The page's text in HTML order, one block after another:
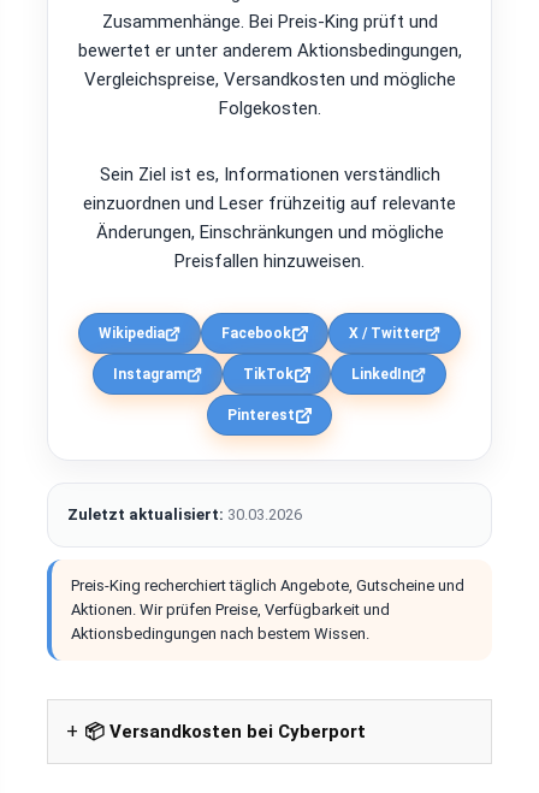
Zusammenhänge. Bei Preis-King prüft und
bewertet er unter anderem Aktionsbedingungen,
Vergleichspreise, Versandkosten und mögliche
Folgekosten.
Sein Ziel ist es, Informationen verständlich
einzuordnen und Leser frühzeitig auf relevante
Änderungen, Einschränkungen und mögliche
Preisfallen hinzuweisen.
Wikipedia Facebook X / Twitter
Instagram TikTok LinkedIn
Pinterest
Zuletzt aktualisiert: 30.03.2026
Preis-King recherchiert täglich Angebote, Gutscheine und
Aktionen. Wir prüfen Preise, Verfügbarkeit und
Aktionsbedingungen nach bestem Wissen.
📦 Versandkosten bei Cyberport